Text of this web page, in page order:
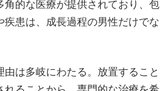
的な医療が提供されており、包
患は、成長過程の男性だけでな
は多岐にわたる。放置すること